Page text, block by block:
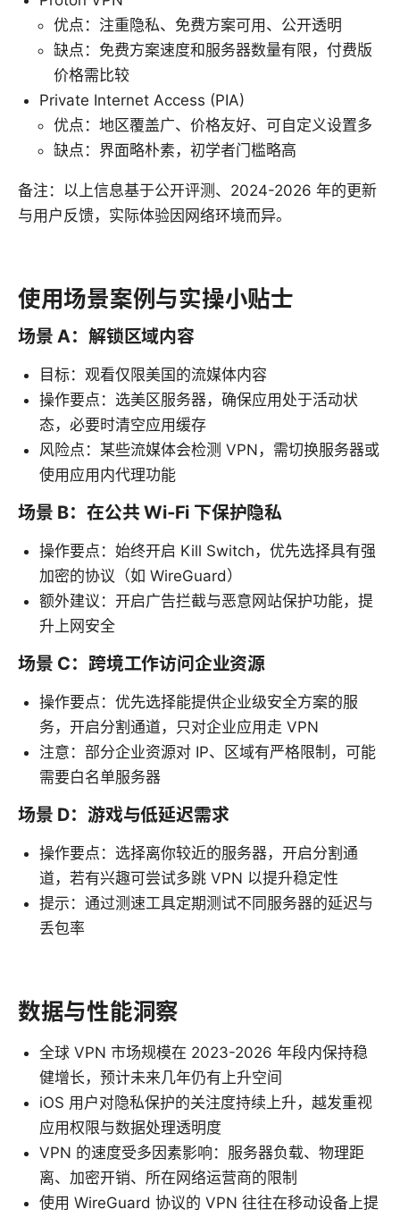
优点：注重隐私、免费方案可用、公开透明
缺点：免费方案速度和服务器数量有限，付费版
价格需比较
Private Internet Access (PIA)
优点：地区覆盖广、价格友好、可自定义设置多
缺点：界面略朴素，初学者门槛略高
备注：以上信息基于公开评测、2024-2026 年的更新
与用户反馈，实际体验因网络环境而异。
使用场景案例与实操小贴士
场景 A：解锁区域内容
目标：观看仅限美国的流媒体内容
操作要点：选美区服务器，确保应用处于活动状
态，必要时清空应用缓存
风险点：某些流媒体会检测 VPN，需切换服务器或
使用应用内代理功能
场景 B：在公共 Wi‑Fi 下保护隐私
操作要点：始终开启 Kill Switch，优先选择具有强
加密的协议（如 WireGuard）
额外建议：开启广告拦截与恶意网站保护功能，提
升上网安全
场景 C：跨境工作访问企业资源
操作要点：优先选择能提供企业级安全方案的服
务，开启分割通道，只对企业应用走 VPN
注意：部分企业资源对 IP、区域有严格限制，可能
需要白名单服务器
场景 D：游戏与低延迟需求
操作要点：选择离你较近的服务器，开启分割通
道，若有兴趣可尝试多跳 VPN 以提升稳定性
提示：通过测速工具定期测试不同服务器的延迟与
丢包率
数据与性能洞察
全球 VPN 市场规模在 2023-2026 年段内保持稳
健增长，预计未来几年仍有上升空间
iOS 用户对隐私保护的关注度持续上升，越发重视
应用权限与数据处理透明度
VPN 的速度受多因素影响：服务器负载、物理距
离、加密开销、所在网络运营商的限制
使用 WireGuard 协议的 VPN 往往在移动设备上提